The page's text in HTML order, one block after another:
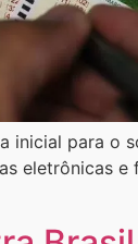
inicial para o
eletrônicas e